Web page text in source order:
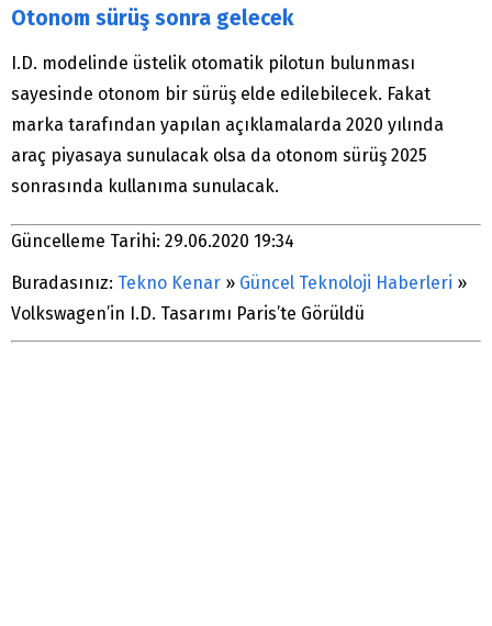
Otonom sürüş sonra gelecek
I.D. modelinde üstelik otomatik pilotun bulunması
sayesinde otonom bir sürüş elde edilebilecek. Fakat
marka tarafından yapılan açıklamalarda 2020 yılında
araç piyasaya sunulacak olsa da otonom sürüş 2025
sonrasında kullanıma sunulacak.
Güncelleme Tarihi: 29.06.2020 19:34
Buradasınız: Tekno Kenar » Güncel Teknoloji Haberleri »
Volkswagen’in I.D. Tasarımı Paris’te Görüldü